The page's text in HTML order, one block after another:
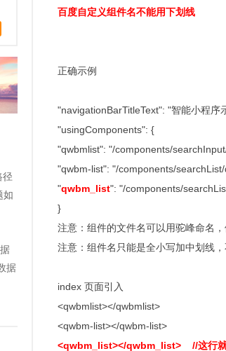
百度自定义组件名不能用下划线
正确示例
"navigationBarTitleText": "智能小程序
"usingComponents": {
"qwbmlist": "/components/
"qwbm-list": "/components/searchList/
"qwbm_list": "/components/
}
注意：组件的文件名可以用驼峰命名
注意：组件名只能是全小写加中划线
index 页面引入
<qwbmlist></qwbmlist>
<qwbm-list></qwbm-list>
<qwbm_list></qwbm_list> //这行就
径
如
据